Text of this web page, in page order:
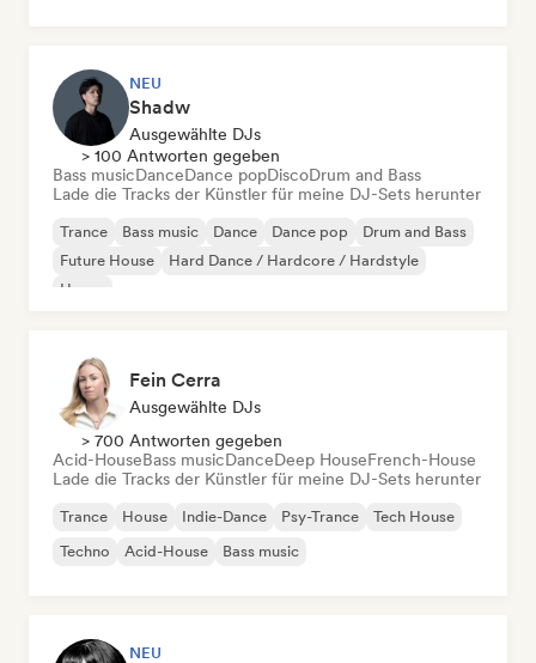
NEU
Shadw
Ausgewählte DJs
> 100 Antworten gegeben
Bass musicDanceDance popDiscoDrum and Bass
Lade die Tracks der Künstler für meine DJ-Sets herunter
Trance Bass music Dance Dance pop
Drum and Bass
Future House
Hard Dance / Hardcore / Hardstyle
House
Fein Cerra
Ausgewählte DJs
> 700 Antworten gegeben
Acid-HouseBass musicDanceDeep HouseFrench-House
Lade die Tracks der Künstler für meine DJ-Sets herunter
Trance House Indie-Dance Psy-Trance
Tech House
Techno
Acid-House Bass music
NEU